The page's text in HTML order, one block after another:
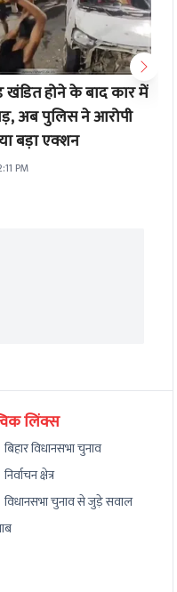
होने के बाद कार में
अब पुलिस ने आरोपी
बड़ा एक्शन
PM
लिंक्स
बिहार विधानसभा चुनाव
निर्वाचन क्षेत्र
विधानसभा चुनाव से जुड़े सवाल